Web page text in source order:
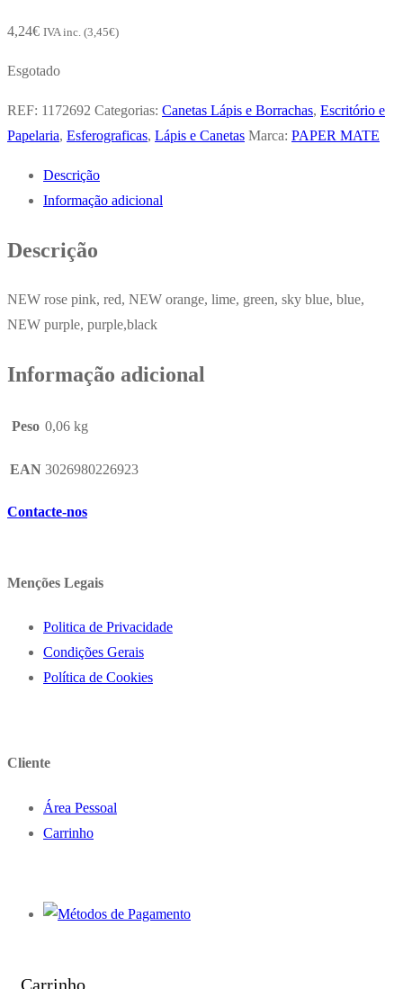
4,24€ IVA inc. (3,45€)
Esgotado
REF: 1172692 Categorias: Canetas Lápis e Borrachas, Escritório e
Papelaria, Esferograficas, Lápis e Canetas Marca: PAPER MATE
Descrição
Informação adicional
Descrição
NEW rose pink, red, NEW orange, lime, green, sky blue, blue,
NEW purple, purple,black
Informação adicional
Peso 0,06 kg
EAN 3026980226923
Contacte-nos
Menções Legais
Politica de Privacidade
Condições Gerais
Política de Cookies
Cliente
Área Pessoal
Carrinho
Carrinho